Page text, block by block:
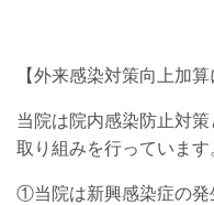
【外来感染対策向上加算
当院は院内感染防止対
取り組みを行っています
①当院は新興感染症の発